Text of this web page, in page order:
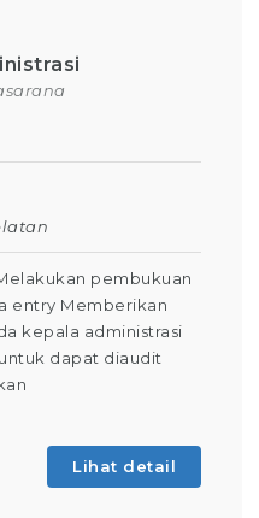
pembukuan
entry Memberikan
kepala administrasi
dapat diaudit
Lihat detail